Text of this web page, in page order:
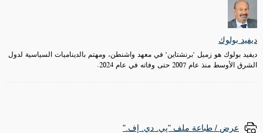
ديفيد بولوك
ديفيد بولوك هو زميل "برنشتاين" في معهد واشنطن، ومهتم بالديناميات السياسية لدول
الشرق الأوسط منذ عام 2007 حتى وفاته في عام 2024.
عرض / طباعة ملف "پي. دي. إف."